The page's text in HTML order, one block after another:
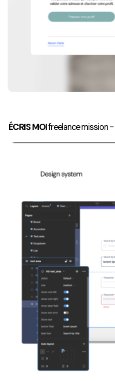
ÉCRIS MOIfreelance mission -